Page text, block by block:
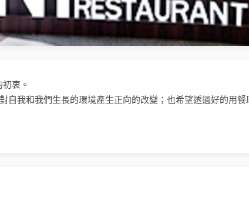
衷。
自我和我們生長的環境產生正向的改變；也希望透過好的用